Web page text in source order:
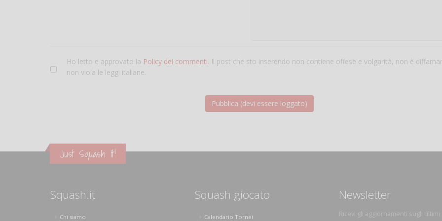
Ho letto e approvato la Policy dei commenti. Il post che sto inserendo non contiene offese e volgarità, non è
non viola le leggi italiane.
Just Squash It!
Squash.it
Chi siamo
Squash giocato
Calendario Tornei
Newsletter
Ricevi gli aggiornamenti sugli ultimi